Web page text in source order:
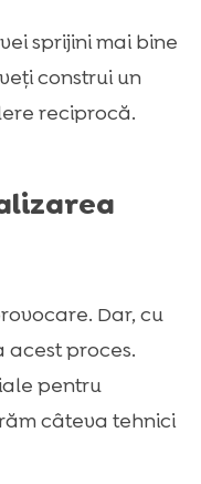
sprijini mai bine
construi un
reciprocă.
Dar, cu
acest proces.
pentru
câteva tehnici